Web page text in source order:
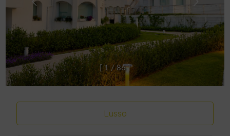
1 / 86 ]
Lusso